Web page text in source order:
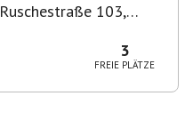
Ruschestraße 103,
3
FREIE PLÄTZE